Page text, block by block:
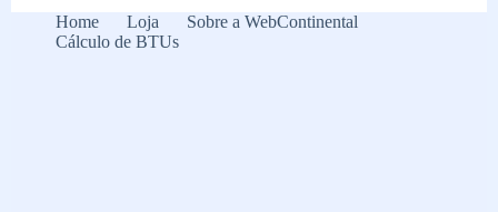
condicionado
split?
Home Loja
Sobre a WebContinental
Cálculo de BTUs